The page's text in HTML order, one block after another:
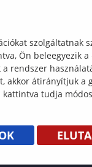
szolgáltatnak
Ön beleegyezik a
rendszer
akkor átirányítjuk a
tudja